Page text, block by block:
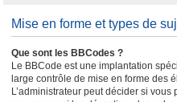
Mise en forme et types de
Que sont les BBCodes ?
Le BBCode est une implantation
large contrôle de mise en forme des
L’administrateur peut décider si